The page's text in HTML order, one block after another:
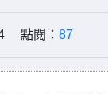
點閱： 87